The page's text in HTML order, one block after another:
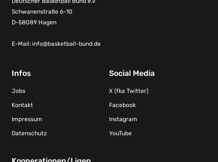
Schwanenstraße 6-10
D-58089 Hagen
E-Mail: info@basketball-bund.de
Infos
Jobs
Kontakt
Impressum
Datenschutz
Social Media
X (fka Twitter)
Facebook
Instagram
YouTube